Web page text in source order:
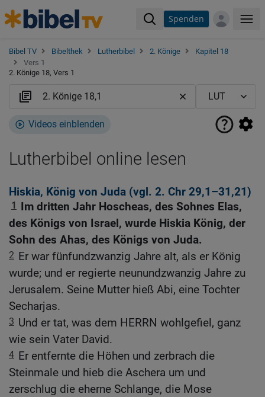
Spenden
Bibel TV Bibelthek Lutherbibel 2. Könige
Kapitel 18
Vers 1
2. Könige 18, Vers 1
Videos einblenden
Lutherbibel online lesen
Hiskia, König von Juda (vgl. 2. Chr 29,1–31,21)
1
Im dritten Jahr Hoscheas, des Sohnes Elas,
des Königs von Israel, wurde Hiskia König, der
Sohn des Ahas, des Königs von Juda.
2 Er war fünfundzwanzig Jahre alt, als er König
wurde; und er regierte neunundzwanzig Jahre zu
Jerusalem. Seine Mutter hieß Abi, eine Tochter
Secharjas.
3 Und er tat, was dem HERRN wohlgefiel, ganz
wie sein Vater David.
4 Er entfernte die Höhen und zerbrach die
Steinmale und hieb die Aschera um und
zerschlug die eherne Schlange, die Mose